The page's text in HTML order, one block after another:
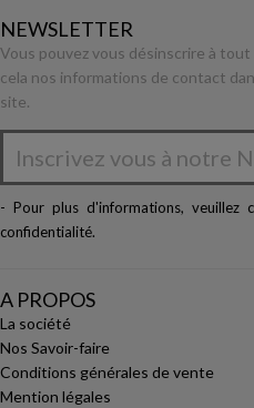
NEWSLETTER
Vous pouvez vous désinscrire à
cela nos informations de contact
site.
- Pour plus d'informations, veuillez
confidentialité.
A PROPOS
La société
Nos Savoir-faire
Conditions générales de vente
Mention légales